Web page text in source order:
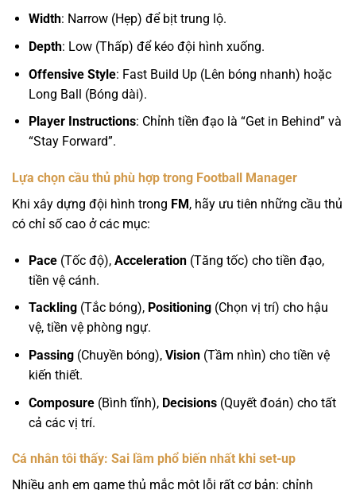
Width: Narrow (Hẹp) để bịt trung lộ.
Depth: Low (Thấp) để kéo đội hình xuống.
Offensive Style: Fast Build Up (Lên bóng nhanh) hoặc
Long Ball (Bóng dài).
Player Instructions: Chỉnh tiền đạo là “Get in Behind” và
“Stay Forward”.
Lựa chọn cầu thủ phù hợp trong Football Manager
Khi xây dựng đội hình trong FM, hãy ưu tiên những cầu thủ
có chỉ số cao ở các mục:
Pace(Tốc độ), Acceleration(Tăng tốc) cho tiền đạo,
tiền vệ cánh.
Tackling(Tắc bóng), Positioning(Chọn vị trí) cho hậu
vệ, tiền vệ phòng ngự.
Passing(Chuyền bóng), Vision(Tầm nhìn) cho tiền vệ
kiến thiết.
Composure(Bình tĩnh), Decisions(Quyết đoán) cho tất
cả các vị trí.
Cá nhân tôi thấy: Sai lầm phổ biến nhất khi set-up
Nhiều anh em game thủ mắc một lỗi rất cơ bản: chỉnh